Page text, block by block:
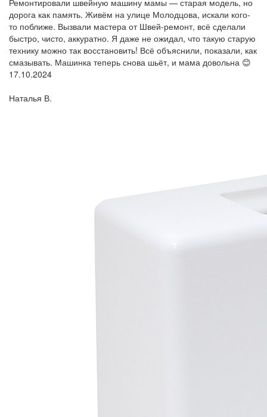
дорога как память. Живём на улице Молодцова, искали кого-
то поближе. Вызвали мастера от Швей-ремонт, всё сделали
быстро, чисто, аккуратно. Я даже не ожидал, что такую старую
технику можно так восстановить! Всё объяснили, показали, как
смазывать. Машинка теперь снова шьёт, и мама довольна 😊
17.10.2024
Наталья В.